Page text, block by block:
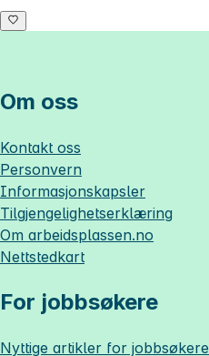
Om oss
Kontakt oss
Personvern
Informasjonskapsler
Tilgjengelighetserklæring
Om arbeidsplassen.no
Nettstedkart
For jobbsøkere
Nyttige artikler for jobbsøkere